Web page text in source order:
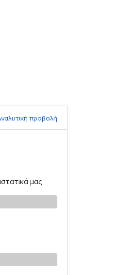
προβολή
μας